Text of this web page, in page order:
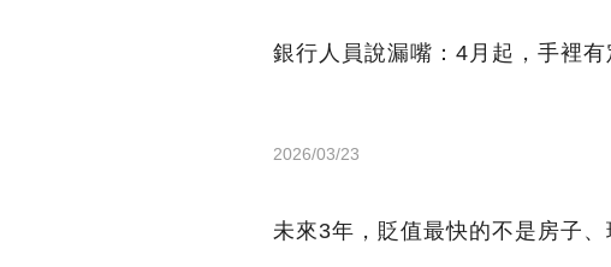
銀行人員說漏嘴：4月起，手裡
2026/03/23
未來3年，貶值最快的不是房子